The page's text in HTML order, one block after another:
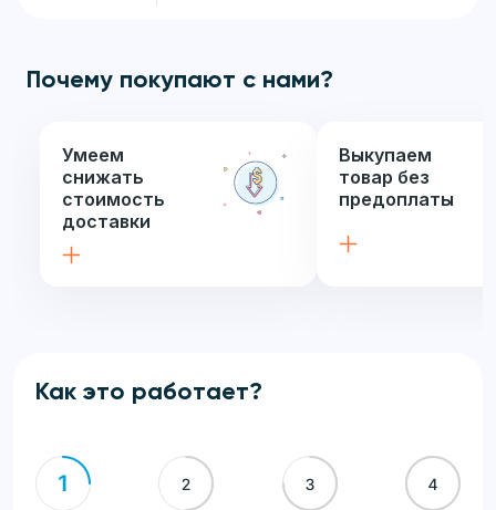
Почему покупают с нами?
Умеем
снижать
стоимость
доставки
Выкупаем
товар без
предоплаты
Как это работает?